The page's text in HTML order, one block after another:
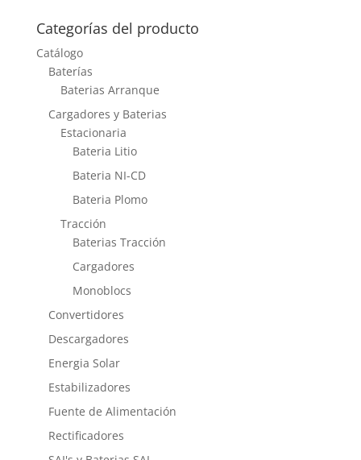
Categorías del producto
Catálogo
Baterías
Baterias Arranque
Cargadores y Baterias
Estacionaria
Bateria Litio
Bateria NI-CD
Bateria Plomo
Tracción
Baterias Tracción
Cargadores
Monoblocs
Convertidores
Descargadores
Energia Solar
Estabilizadores
Fuente de Alimentación
Rectificadores